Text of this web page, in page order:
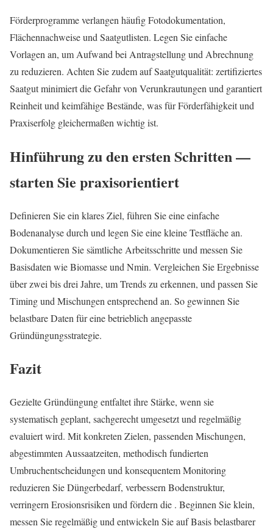
Förderprogramme verlangen häufig Fotodokumentation,
Flächennachweise und Saatgutlisten. Legen Sie einfache
Vorlagen an, um Aufwand bei Antragstellung und Abrechnung
zu reduzieren. Achten Sie zudem auf Saatgutqualität: zertifiziertes
Saatgut minimiert die Gefahr von Verunkrautungen und garantiert
Reinheit und keimfähige Bestände, was für Förderfähigkeit und
Praxiserfolg gleichermaßen wichtig ist.
Hinführung zu den ersten Schritten —
starten Sie praxisorientiert
Definieren Sie ein klares Ziel, führen Sie eine einfache
Bodenanalyse durch und legen Sie eine kleine Testfläche an.
Dokumentieren Sie sämtliche Arbeitsschritte und messen Sie
Basisdaten wie Biomasse und Nmin. Vergleichen Sie Ergebnisse
über zwei bis drei Jahre, um Trends zu erkennen, und passen Sie
Timing und Mischungen entsprechend an. So gewinnen Sie
belastbare Daten für eine betrieblich angepasste
Gründüngungsstrategie.
Fazit
Gezielte Gründüngung entfaltet ihre Stärke, wenn sie
systematisch geplant, sachgerecht umgesetzt und regelmäßig
evaluiert wird. Mit konkreten Zielen, passenden Mischungen,
abgestimmten Aussaatzeiten, methodisch fundierten
Umbruchentscheidungen und konsequentem Monitoring
reduzieren Sie Düngerbedarf, verbessern Bodenstruktur,
verringern Erosionsrisiken und fördern die . Beginnen Sie klein,
messen Sie regelmäßig und entwickeln Sie auf Basis belastbarer